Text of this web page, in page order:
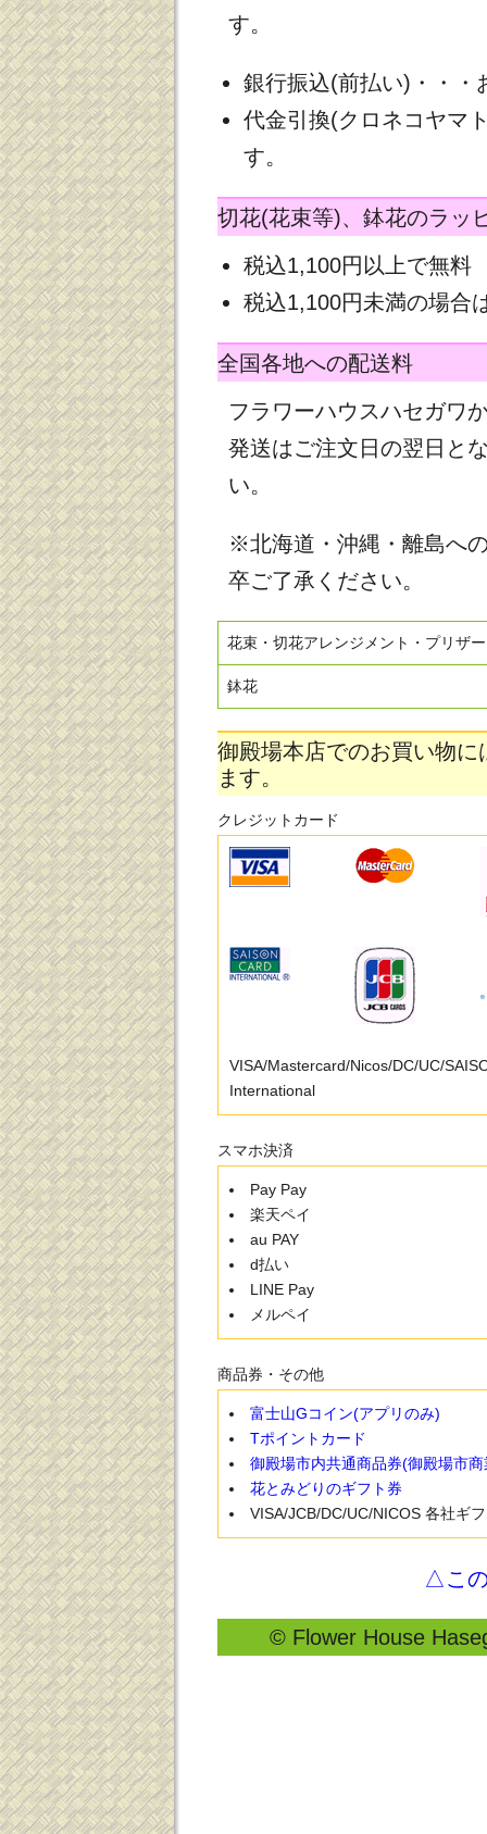
す。
銀行振込(前払い)・・・
代金引換(クロネコヤマ
す。
切花(花束等)、鉢花のラッ
税込1,100円以上で無料
税込1,100円未満の場合
全国各地への配送料
フラワーハウスハセガワ
発送はご注文日の翌日と
い。
※北海道・沖縄・離島へ
卒ご了承ください。
花束・切花アレンジメント・プリザ
鉢花
御殿場本店でのお買い物
ます。
クレジットカード
VISA/Mastercard/Nicos/DC/UC/
International
スマホ決済
Pay Pay
楽天ペイ
au PAY
d払い
LINE Pay
メルペイ
商品券・その他
富士山Gコイン(アプリのみ)
Tポイントカード
御殿場市内共通商品券(御殿場市
花とみどりのギフト券
VISA/JCB/DC/UC/NICOS 各社ギ
△こ
© Flower House